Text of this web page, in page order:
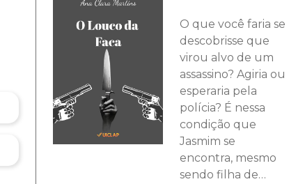
O que você faria se
descobrisse que
virou alvo de um
assassino? Agiria ou
esperaria pela
polícia? É nessa
condição que
Jasmim se
encontra, mesmo
sendo filha de